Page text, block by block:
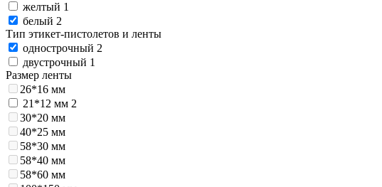
желтый 1
белый 2
Тип этикет-пистолетов и ленты
однострочный 2
двустрочный 1
Размер ленты
26*16 мм
21*12 мм 2
30*20 мм
40*25 мм
58*30 мм
58*40 мм
58*60 мм